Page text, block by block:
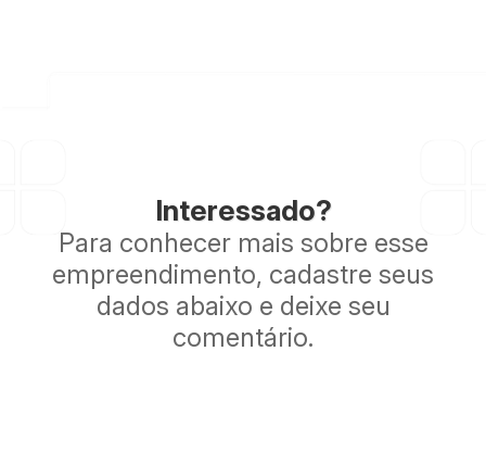
Interessado?
Para conhecer mais sobre esse
empreendimento, cadastre seus
dados abaixo e deixe seu
comentário.